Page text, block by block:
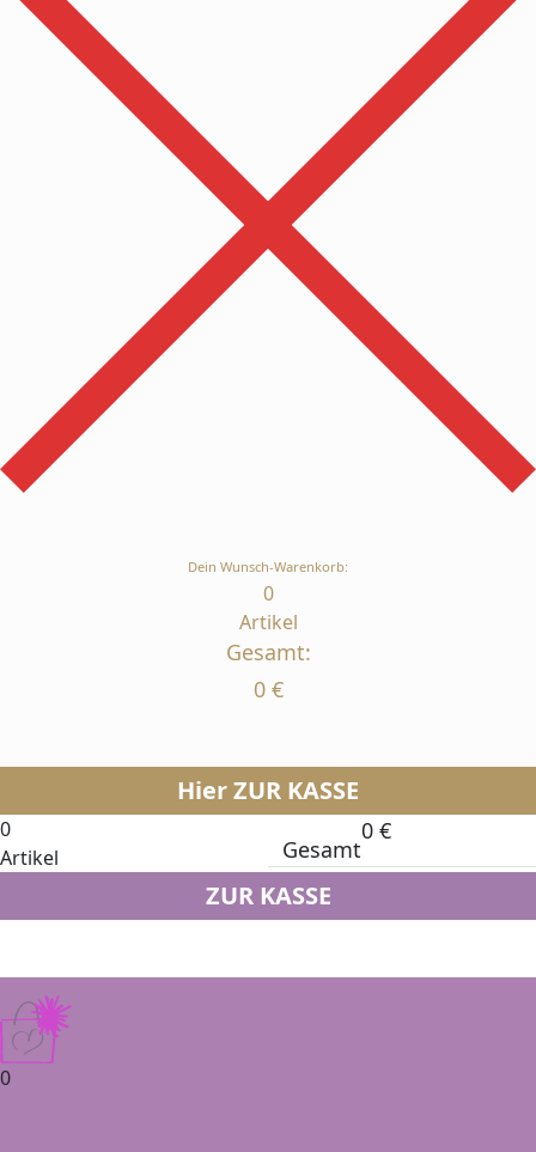
Dein Wunsch-Warenkorb:
0
Artikel
Gesamt:
0 €
Hier ZUR KASSE
0
Artikel
Gesamt
0 €
ZUR KASSE
0